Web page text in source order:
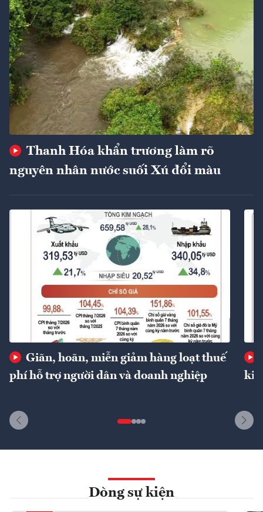
Thanh Hóa khẩn trương làm rõ
nguyên nhân nước suối Xú đổi màu
Giãn, hoãn, miễn giảm hàng loạt thuế
phí hỗ trợ người dân và doanh nghiệp
Dòng sự kiện